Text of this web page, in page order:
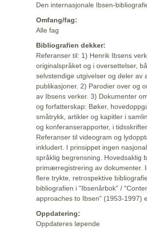
Den internasjonale Ibsen-
Omfang/fag:
Alle fag
Bibliografien dekker:
Referanser til: 1) Henrik Ibsens
originalspråket og i oversettelser,
selvstendige utgivelser og deler av
publikasjoner. 2) Parodier over og
av Ibsens verker. 3) Dokumenter
og forfatterskap: Bøker,
småtrykk, artikler og kapitler i
og konferanserapporter, i
Referanser til videogram og
inkludert. I prinsippet ingen
språklig begrensning. Hovedsaklig
primærregistrering av dokumenter.
flere trykte, retrospektive
bibliografien i "Ibsenårbok" /
approaches to Ibsen" (1953-1997)
Oppdatering:
Oppdateres løpende